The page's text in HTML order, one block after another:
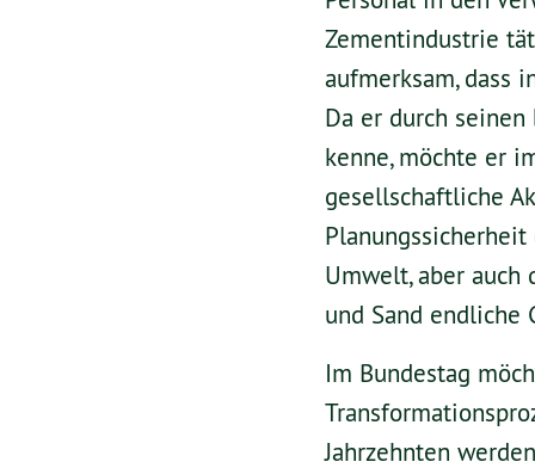
Zementindustrie
aufmerksam, dass
Da er durch
kenne, möchte er
gesellschaftliche
Umwelt, aber auch
und Sand endliche
Im Bundestag
Jahrzehnten